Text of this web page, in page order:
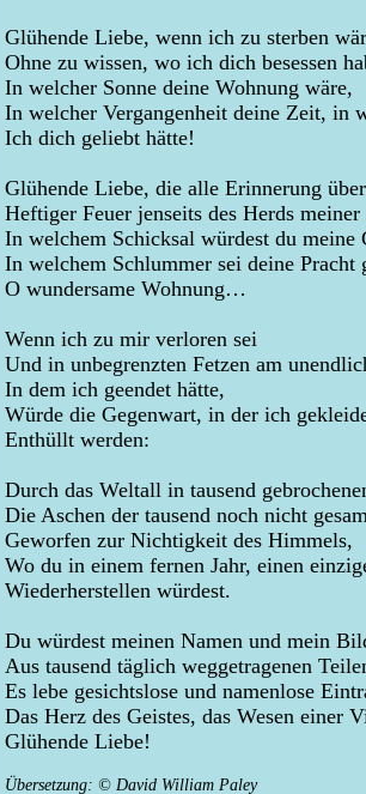
Glühende Liebe, wenn ich zu sterben
Ohne zu wissen, wo ich dich besessen
In welcher Sonne deine Wohnung wäre,
In welcher Vergangenheit deine Zeit, in
Ich dich geliebt hätte!
Glühende Liebe, die alle Erinnerung
Heftiger Feuer jenseits des Herds meiner
In welchem Schicksal würdest du meine
In welchem Schlummer sei deine Pracht
O wundersame Wohnung…
Wenn ich zu mir verloren sei
Und in unbegrenzten Fetzen am
In dem ich geendet hätte,
Würde die Gegenwart, in der ich
Enthüllt werden:
Durch das Weltall in tausend
Die Aschen der tausend noch nicht
Geworfen zur Nichtigkeit des Himmels,
Wo du in einem fernen Jahr, einen
Wiederherstellen würdest.
Du würdest meinen Namen und mein
Aus tausend täglich weggetragenen
Es lebe gesichtslose und namenlose
Das Herz des Geistes, das Wesen einer
Glühende Liebe!
Übersetzung: © David William Paley